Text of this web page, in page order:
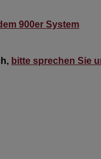
900er System
bitte sprechen Sie